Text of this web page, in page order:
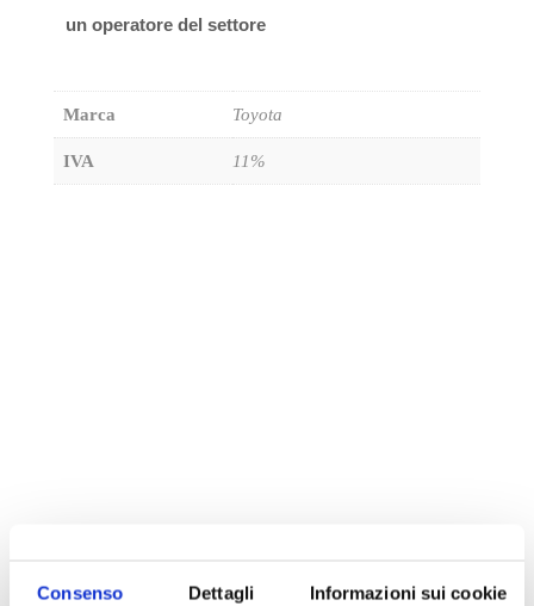
Consenso Dettagli Informazioni sui cookie
un operatore del settore
Marca Toyota
IVA 11%